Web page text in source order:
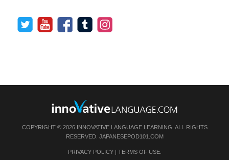
COPYRIGHT © 2026 INNOVATIVE LANGUAGE LEARNING. ALL RIGHTS
RESERVED. JAPANESEPOD101.COM
PRIVACY POLICY| TERMS OF USE.